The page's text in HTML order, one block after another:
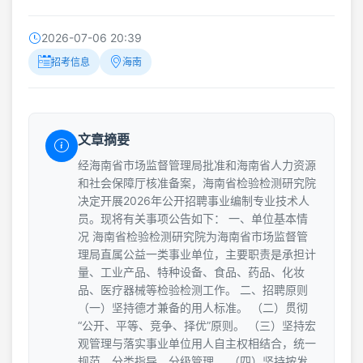
2026-07-06 20:39
招考信息 海南
文章摘要
经海南省市场监督管理局批准和海南省人力资源
和社会保障厅核准备案，海南省检验检测研究院
决定开展2026年公开招聘事业编制专业技术人
员。现将有关事项公告如下： 一、单位基本情
况 海南省检验检测研究院为海南省市场监督管
理局直属公益一类事业单位，主要职责是承担计
量、工业产品、特种设备、食品、药品、化妆
品、医疗器械等检验检测工作。 二、招聘原则
（一）坚持德才兼备的用人标准。 （二）贯彻
“公开、平等、竞争、择优”原则。 （三）坚持宏
观管理与落实事业单位用人自主权相结合，统一